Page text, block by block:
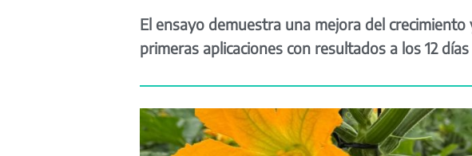
El ensayo demuestra una mejora del
primeras aplicaciones con resultados a los 12